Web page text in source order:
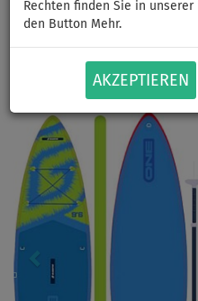
Rechten finden Sie in unserer
den Button Mehr.
AKZEPTIEREN
BIS
-1 %
PADDEL
INKL.
KAJAK SITZ
OPTION
VERSAND
Previous